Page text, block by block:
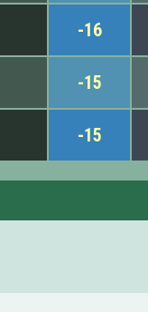
-16
-15
-15